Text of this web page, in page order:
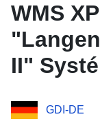
WMS
II"
GDI-DE